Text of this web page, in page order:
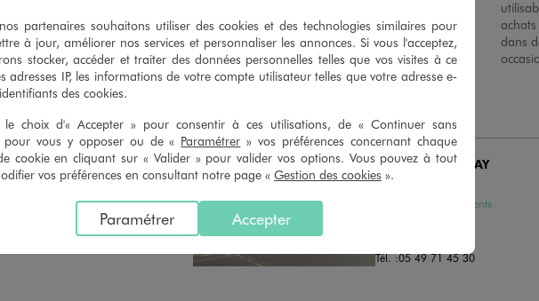
dans
MAGASIN CHOISI
VOIR LA FICHE
Distance :
26.8 Km GEMO PARTHENAY
FERMÉ
Chaussures et Vêtements
Tél. :05 49 71 45 30
partenaires souhaitons utiliser des cookies et des technologies similaires pour
à jour, améliorer nos services et personnaliser les annonces. Si vous l'acceptez,
stocker, accéder et traiter des données personnelles telles que vos visites à ce
adresses IP, les informations de votre compte utilisateur telles que votre adresse e-
des cookies.
le choix d'« Accepter » pour consentir à ces utilisations, de « Continuer sans
pour vous y opposer ou de « Paramétrer » vos préférences concernant chaque
cookie en cliquant sur « Valider » pour valider vos options. Vous pouvez à tout
vos préférences en consultant notre page « Gestion des cookies ».
Accepter
Paramétrer